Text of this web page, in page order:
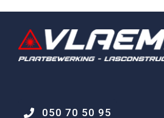
050 70 50 95